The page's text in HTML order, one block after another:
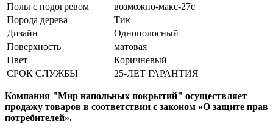
Полы с подогревом
возможно-макс-27с
Порода дерева
Тик
Дизайн
Однополосный
Поверхность
матовая
Цвет
Коричневый
СРОК СЛУЖБЫ
25-ЛЕТ ГАРАНТИЯ
Компания "Мир напольных покрытий" осуществляет
продажу товаров в соответствии с законом «О защите прав
потребителей».